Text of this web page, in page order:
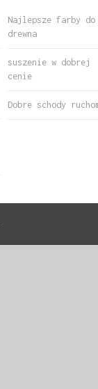
Najlepsze farby do
drewna
suszenie w dobrej
cenie
Dobre schody